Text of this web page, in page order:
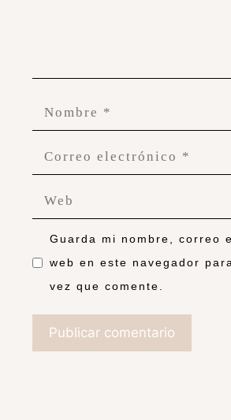
Guarda mi nombre, correo
web en este navegador
vez que comente.